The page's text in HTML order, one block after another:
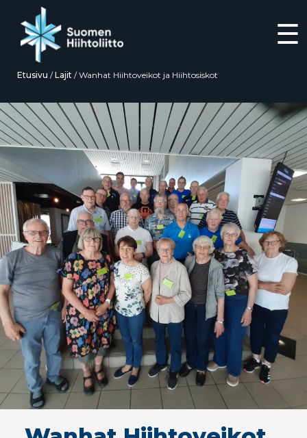
Siirry
suoraan
sisältöön
☰
Etusivu /Lajit /Wanhat Hiihtoveikot ja Hiihtosiskot